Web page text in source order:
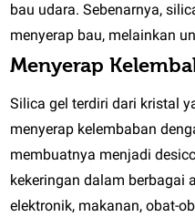
bau udara. Sebenarnya,
menyerap bau, melainkan
Menyerap
Silica gel terdiri dari kristal
menyerap kelembaban
membuatnya menjadi
kekeringan dalam berbagai
elektronik, makanan, obat-